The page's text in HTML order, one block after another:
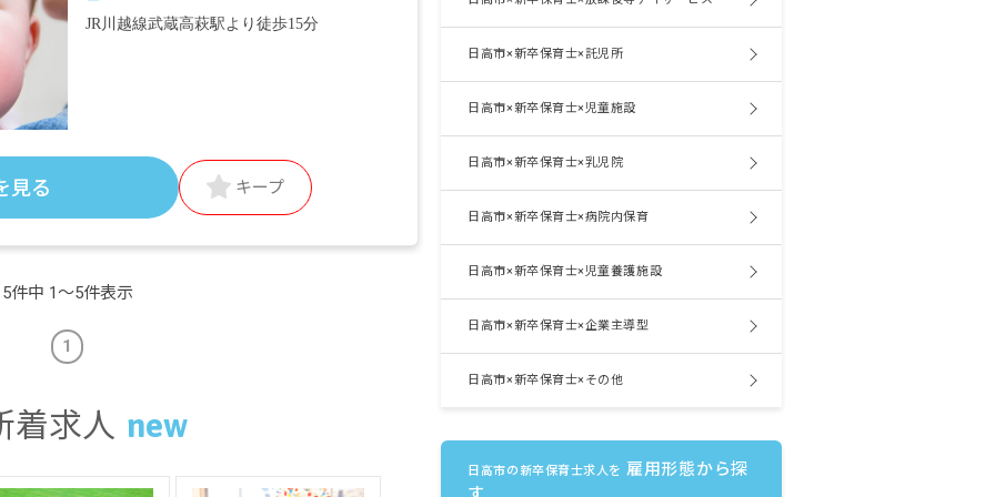
JR川越線武蔵高萩駅より徒歩15分
見る キープ
5件中 1〜5件表示
1
着求人
日高市×新卒保育士×託児所
日高市×新卒保育士×児童施設
日高市×新卒保育士×乳児院
日高市×新卒保育士×病院内保育
日高市×新卒保育士×児童養護施設
日高市×新卒保育士×企業主導型
日高市×新卒保育士×その他
日高市の新卒保育士求人を 雇用形態から探